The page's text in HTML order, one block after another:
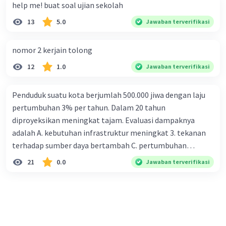
help me! buat soal ujian sekolah
13 5.0 Jawaban terverifikasi
nomor 2 kerjain tolong
12 1.0 Jawaban terverifikasi
Penduduk suatu kota berjumlah 500.000 jiwa dengan laju
pertumbuhan 3% per tahun. Dalam 20 tahun
diproyeksikan meningkat tajam. Evaluasi dampaknya
adalah A. kebutuhan infrastruktur meningkat 3. tekanan
terhadap sumber daya bertambah C. pertumbuhan
eksponensial berdampak jangka panjang D. tidak
memengaruhi tata ruang E. proyeksi penduduk penting
21 0.0 Jawaban terverifikasi